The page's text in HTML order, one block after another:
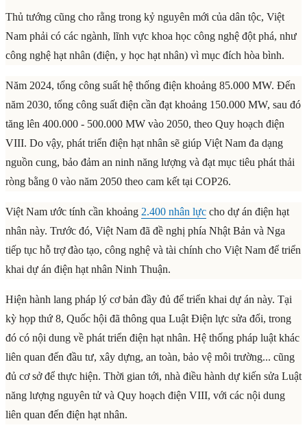
Thủ tướng cũng cho rằng trong kỷ nguyên mới của dân tộc, Việt
Nam phải có các ngành, lĩnh vực khoa học công nghệ đột phá, như
công nghệ hạt nhân (điện, y học hạt nhân) vì mục đích hòa bình.
Năm 2024, tổng công suất hệ thống điện khoảng 85.000 MW. Đến
năm 2030, tổng công suất điện cần đạt khoảng 150.000 MW, sau đó
tăng lên 400.000 - 500.000 MW vào 2050, theo Quy hoạch điện
VIII. Do vậy, phát triển điện hạt nhân sẽ giúp Việt Nam đa dạng
nguồn cung, bảo đảm an ninh năng lượng và đạt mục tiêu phát thải
ròng bằng 0 vào năm 2050 theo cam kết tại COP26.
Việt Nam ước tính cần khoảng 2.400 nhân lực cho dự án điện hạt
nhân này. Trước đó, Việt Nam đã đề nghị phía Nhật Bản và Nga
tiếp tục hỗ trợ đào tạo, công nghệ và tài chính cho Việt Nam để triển
khai dự án điện hạt nhân Ninh Thuận.
Hiện hành lang pháp lý cơ bản đầy đủ để triển khai dự án này. Tại
kỳ họp thứ 8, Quốc hội đã thông qua Luật Điện lực sửa đổi, trong
đó có nội dung về phát triển điện hạt nhân. Hệ thống pháp luật khác
liên quan đến đầu tư, xây dựng, an toàn, bảo vệ môi trường... cũng
đủ cơ sở để thực hiện. Thời gian tới, nhà điều hành dự kiến sửa Luật
năng lượng nguyên tử và Quy hoạch điện VIII, với các nội dung
liên quan đến điện hạt nhân.